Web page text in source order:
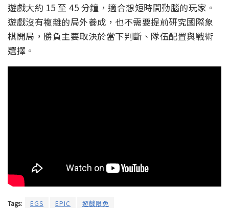
遊戲大約 15 至 45 分鐘，適合想短時間動腦的玩家。
遊戲沒有複雜的局外養成，也不需要提前研究國際象
棋開局，勝負主要取決於當下判斷、隊伍配置與戰術
選擇。
Tags: EGS EPIC 遊戲限免